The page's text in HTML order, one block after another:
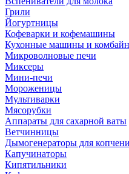
Грили
Йогуртницы
Кофеварки и кофемашины
Кухонные машины и
Микроволновые печи
Миксеры
Мини-печи
Мороженицы
Мультиварки
Мясорубки
Аппараты для сахарной ваты
Ветчинницы
Дымогенераторы для
Капучинаторы
Кипятильники